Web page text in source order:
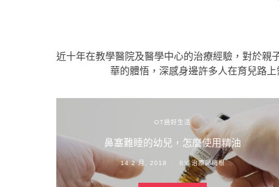
近十年在教學醫院及醫學中心的治療經驗，對於親
華的體悟，深感身邊許多人在育兒路
OT過好生活
鼻塞難睡的幼兒，怎麼使用精油
POSTED
14 2 月, 2018 BY 治療師梅根